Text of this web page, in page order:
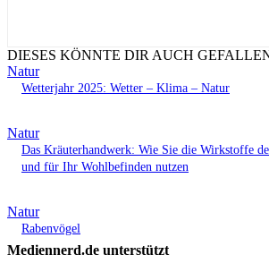
DIESES KÖNNTE DIR AUCH
Natur
Wetterjahr 2025: Wetter – Klima – Natur
Natur
Das Kräuterhandwerk: Wie Sie die Wirkstoffe
und für Ihr Wohlbefinden nutzen
Natur
Rabenvögel
Mediennerd.de unterstützt